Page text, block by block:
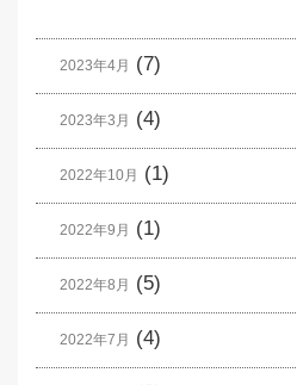
2023年4月 (7)
2023年3月 (4)
2022年10月 (1)
2022年9月 (1)
2022年8月 (5)
2022年7月 (4)